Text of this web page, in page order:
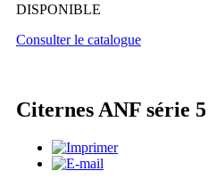
DISPONIBLE
Consulter le catalogue
Citernes ANF série